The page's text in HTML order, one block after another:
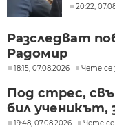
20:22,
Разследват
Радомир
18:15, 07.08.2026 Чете се
Под стрес,
бил ученикът,
19:48, 07.08.2026 Чете се